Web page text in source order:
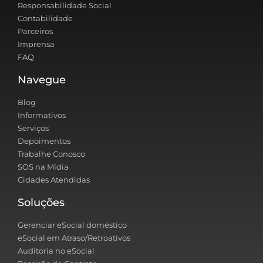
Responsabilidade Social
Contabilidade
Parceiros
Imprensa
FAQ
Navegue
Blog
Informativos
Serviços
Depoimentos
Trabalhe Conosco
SOS na Mídia
Cidades Atendidas
Soluções
Gerenciar eSocial doméstico
eSocial em Atraso/Retroativos
Auditoria no eSocial